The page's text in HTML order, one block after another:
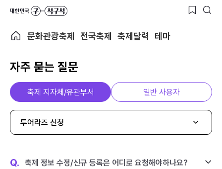
문화관광축제 전국축제 축제달력 테마
자주 묻는 질문
축제 지자체/유관부서 일반 사용자
투어라즈 신청
Q. 축제 정보 수정/신규 등록은 어디로 요청해야하나요?